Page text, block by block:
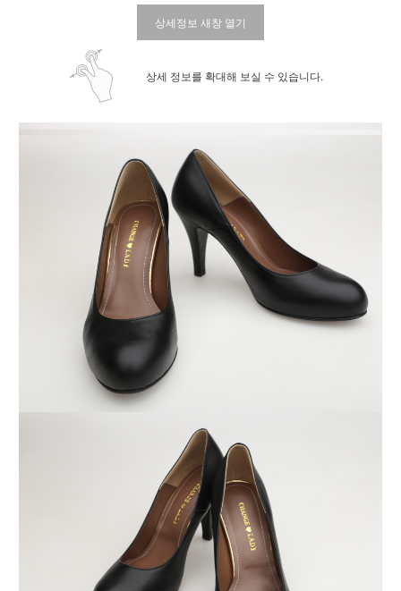
상세정보 새창 열기
상세 정보를 확대해 보실 수 있습니다.